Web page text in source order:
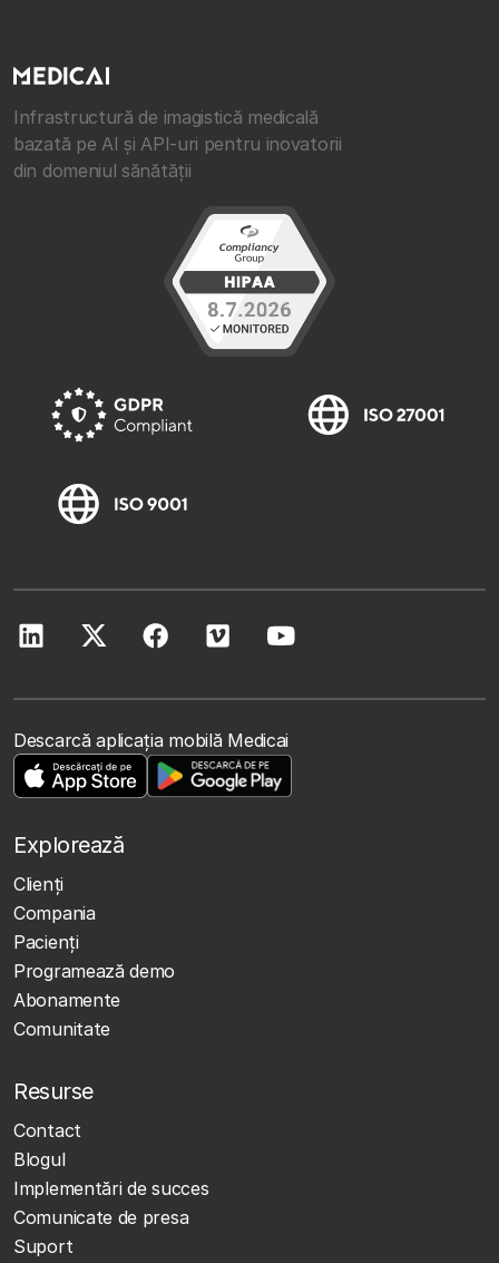
Infrastructură de imagistică medicală
bazată pe AI și API-uri pentru inovatorii
din domeniul sănătății
Descarcă aplicația mobilă Medicai
Explorează
Clienţi
Compania
Pacienți
Programează demo
Abonamente
Comunitate
Resurse
Contact
Blogul
Implementări de succes
Comunicate de presa
Suport